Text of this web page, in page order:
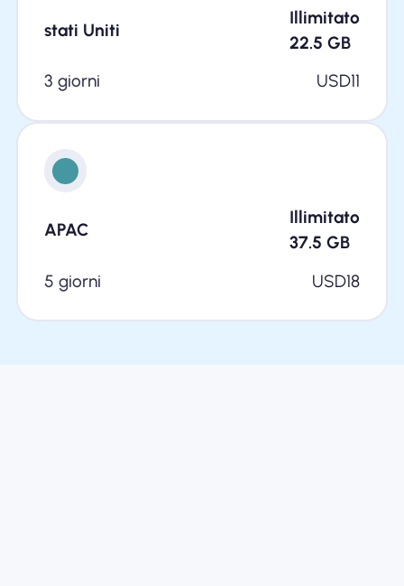
stati Uniti
Illimitato
22.5 GB
3 giorni
USD11
APAC
Illimitato
37.5 GB
5 giorni
USD18